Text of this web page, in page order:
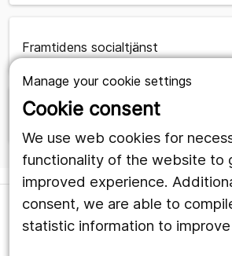
Manage your cookie settings
Cookie consent
We use web cookies for
functionality of the website to
improved experience.
consent, we are able to
statistic information to
Framtidens socialtjänst
Framtidens beroendevård
Hantering av personuppgifter